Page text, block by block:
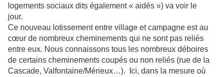
logements sociaux dits également « aidés ») va voir le
jour.
Ce nouveau lotissement entre village et campagne est au
cœur de nombreux cheminements qui ne sont pas reliés
entre eux. Nous connaissons tous les nombreux déboires
de certains cheminements coupés ou non reliés (rue de la
Cascade, Valfontaine/Mérieux…). Ici, dans la mesure où